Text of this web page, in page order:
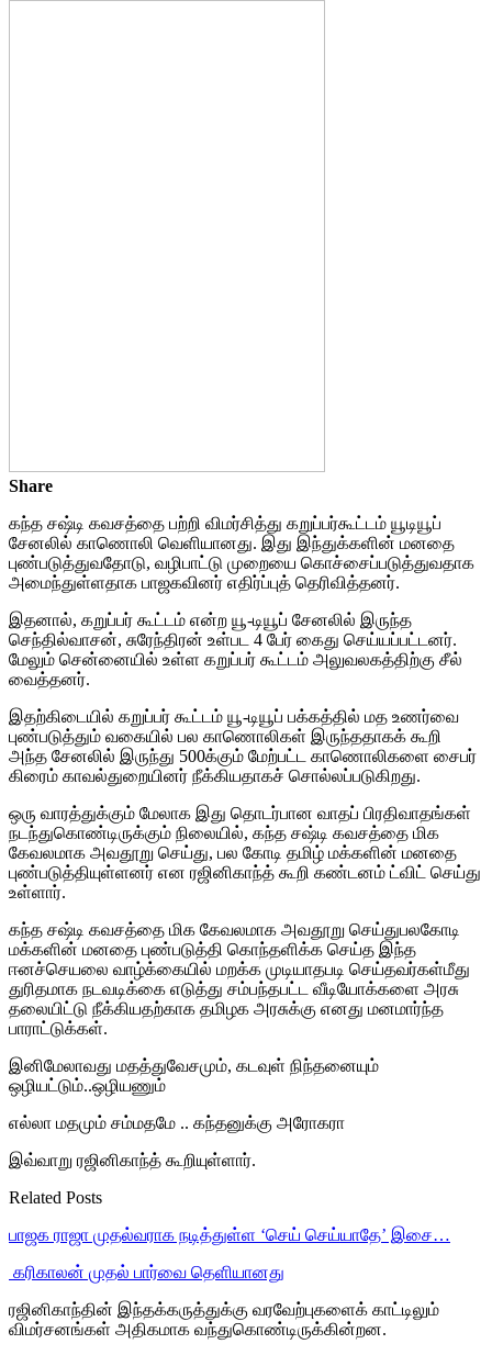
Share
கந்த சஷ்டி கவசத்தை பற்றி விமர்சித்து கறுப்பர்கூட்டம் யூடியூப்
சேனலில் காணொலி வெளியானது. இது இந்துக்களின் மனதை
புண்படுத்துவதோடு, வழிபாட்டு முறையை கொச்சைப்படுத்துவதாக
அமைந்துள்ளதாக பாஜகவினர் எதிர்ப்புத் தெரிவித்தனர்.
இதனால், கறுப்பர் கூட்டம் என்ற யூ-டியூப் சேனலில் இருந்த
செந்தில்வாசன், சுரேந்திரன் உள்பட 4 பேர் கைது செய்யப்பட்டனர்.
மேலும் சென்னையில் உள்ள கறுப்பர் கூட்டம் அலுவலகத்திற்கு சீல்
வைத்தனர்.
இதற்கிடையில் கறுப்பர் கூட்டம் யூ-டியூப் பக்கத்தில் மத உணர்வை
புண்படுத்தும் வகையில் பல காணொலிகள் இருந்ததாகக் கூறி
அந்த சேனலில் இருந்து 500க்கும் மேற்பட்ட காணொலிகளை சைபர்
கிரைம் காவல்துறையினர் நீக்கியதாகச் சொல்லப்படுகிறது.
ஒரு வாரத்துக்கும் மேலாக இது தொடர்பான வாதப் பிரதிவாதங்கள்
நடந்துகொண்டிருக்கும் நிலையில், கந்த சஷ்டி கவசத்தை மிக
கேவலமாக அவதூறு செய்து, பல கோடி தமிழ் மக்களின் மனதை
புண்படுத்தியுள்ளனர் என ரஜினிகாந்த் கூறி கண்டனம் ட்விட் செய்து
உள்ளார்.
கந்த சஷ்டி கவசத்தை மிக கேவலமாக அவதூறு செய்துபலகோடி
மக்களின் மனதை புண்படுத்தி கொந்தளிக்க செய்த இந்த
ஈனச்செயலை வாழ்க்கையில் மறக்க முடியாதபடி செய்தவர்கள்மீது
துரிதமாக நடவடிக்கை எடுத்து சம்பந்தபட்ட வீடியோக்களை அரசு
தலையிட்டு நீக்கியதற்காக தமிழக அரசுக்கு எனது மனமார்ந்த
பாராட்டுக்கள்.
இனிமேலாவது மதத்துவேசமும், கடவுள் நிந்தனையும்
ஒழியட்டும்..ஒழியணும்
எல்லா மதமும் சம்மதமே .. கந்தனுக்கு அரோகரா
இவ்வாறு ரஜினிகாந்த் கூறியுள்ளார்.
Related Posts
பாஜக ராஜா முதல்வராக நடித்துள்ள ‘செய் செய்யாதே’ இசை…
‎ கரிகாலன் முதல் பார்வை தெளியானது
ரஜினிகாந்தின் இந்தக்கருத்துக்கு வரவேற்புகளைக் காட்டிலும்
விமர்சனங்கள் அதிகமாக வந்துகொண்டிருக்கின்றன.